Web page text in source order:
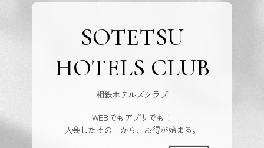
SOTETSU
HOTELS CLUB
相鉄ホテルズクラブ
WEBでもアプリでも！
入会したその日から、お得が始まる。